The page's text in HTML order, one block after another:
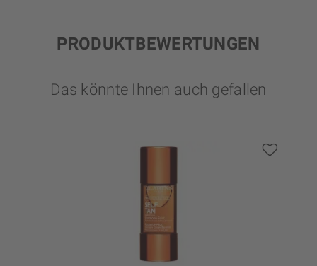
PRODUKTBEWERTUNGEN
Das könnte Ihnen auch gefallen